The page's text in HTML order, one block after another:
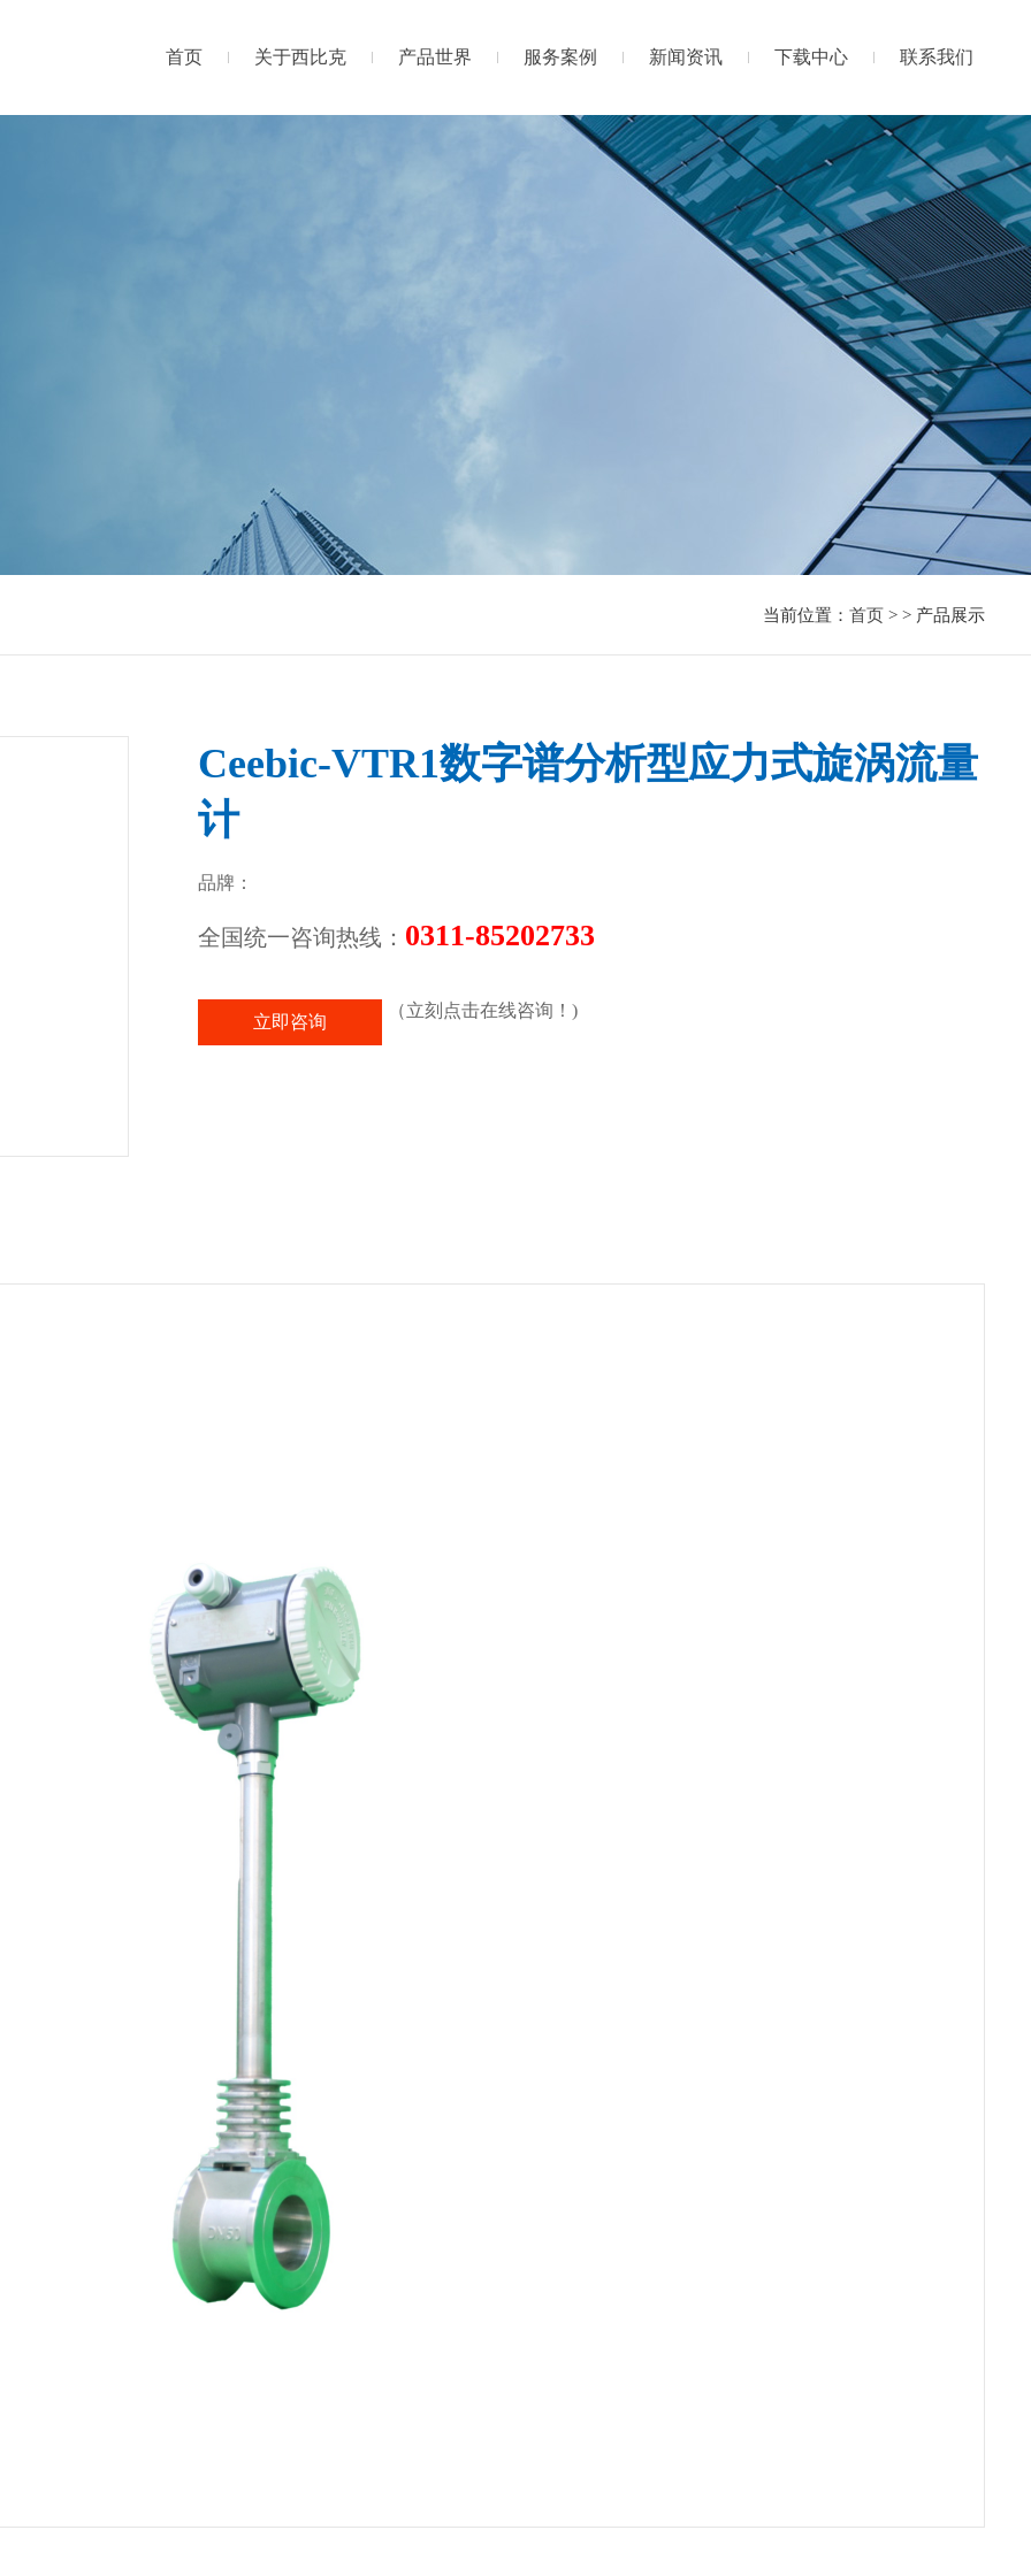
首页 关于西比克 产品世界 服务案例 新闻资讯 下载中心 联系我们
当前位置： 首页> > 产品展示
Ceebic-VTR1数字谱分析型应力式旋涡流量
计
品牌：
全国统一咨询热线： 0311-85202733
立即咨询
（立刻点击在线咨询！)